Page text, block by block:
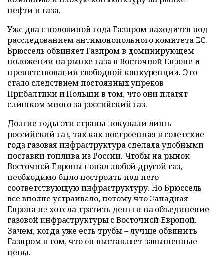
нефти и газа.
Уже два с половиной года Газпром находится под
расследованием антимонопольного комитета ЕС.
Брюссель обвиняет Газпром в доминирующем
положении на рынке газа в Восточной Европе и
препятствовании свободной конкуренции. Это
стало следствием постоянных упреков
Прибалтики и Польши в том, что они платят
слишком много за российский газ.
Долгие годы эти страны покупали лишь
российский газ, так как построенная в советские
года газовая инфраструктура сделала удобными
поставки топлива из России. Чтобы на рынок
Восточной Европы попал любой другой газ,
необходимо было построить под него
соответствующую инфраструктуру. Но Брюссель
все вполне устраивало, потому что Западная
Европа не хотела тратить деньги на объединение
газовой инфраструктуры с Восточной Европой.
Зачем, когда уже есть трубы – лучше обвинить
Газпром в том, что он выставляет завышенные
цены.